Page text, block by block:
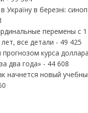
Україну в березні:
перемены с 1
все детали - 49 425
курса
два года»- 44 608
начнется новый